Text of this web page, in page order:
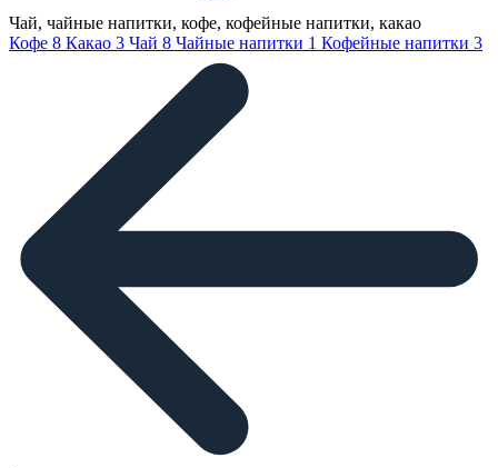
Чай, чайные напитки, кофе, кофейные напитки, какао
Кофе 8 Какао 3 Чай 8 Чайные напитки 1 Кофейные напитки 3